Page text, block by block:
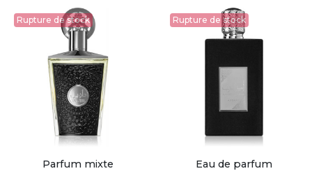
Rupture de stock
Parfum mixte
Rupture de stock
Eau de parfum